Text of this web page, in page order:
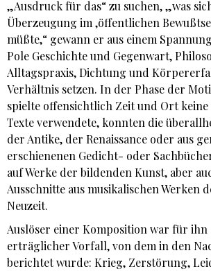
„Ausdruck für das“ zu suchen, „was
Überzeugung im ‚öffentlichen
müßte,“ gewann er aus einem
Pole Geschichte und Gegenwart,
Alltagspraxis, Dichtung und
Verhältnis setzen. In der Phase der
spielte offensichtlich Zeit und Ort keine
Texte verwendete, konnten die
der Antike, der Renaissance oder aus
erschienenen Gedicht- oder
auf Werke der bildenden Kunst, aber
Ausschnitte aus musikalischen Werken
Neuzeit.
Auslöser einer Komposition war für ihn
erträglicher Vorfall, von dem in den
berichtet wurde: Krieg, Zerstörung,